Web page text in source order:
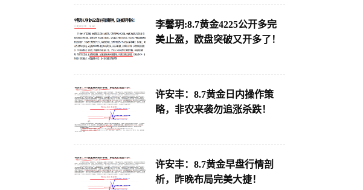
李馨玥:8.7黄金4225公开多完
美止盈，欧盘突破又开多了！
许安丰：8.7黄金日内操作策
略，非农来袭勿追涨杀跌！
许安丰：8.7黄金早盘行情剖
析，昨晚布局完美大捷！